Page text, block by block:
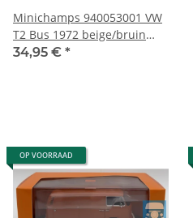
Minichamps 940053001 VW
T2 Bus 1972 beige/bruin
1:43
34,95 € *
OP VOORRAAD